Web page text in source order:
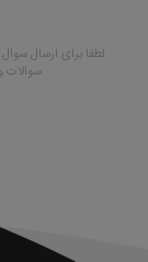
لطفا برای ارسال
سوالات